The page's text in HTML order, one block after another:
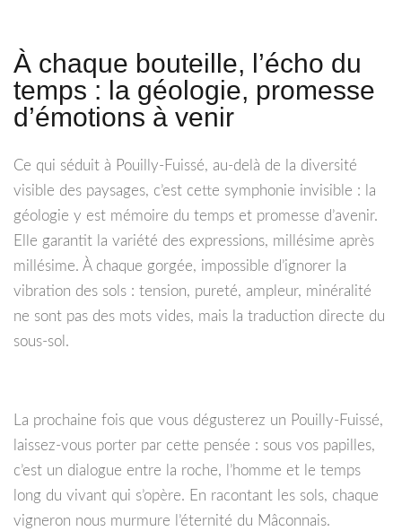
À chaque bouteille, l’écho du
temps : la géologie, promesse
d’émotions à venir
Ce qui séduit à Pouilly-Fuissé, au-delà de la diversité
visible des paysages, c’est cette symphonie invisible : la
géologie y est mémoire du temps et promesse d’avenir.
Elle garantit la variété des expressions, millésime après
millésime. À chaque gorgée, impossible d’ignorer la
vibration des sols : tension, pureté, ampleur, minéralité
ne sont pas des mots vides, mais la traduction directe du
sous-sol.
La prochaine fois que vous dégusterez un Pouilly-Fuissé,
laissez-vous porter par cette pensée : sous vos papilles,
c’est un dialogue entre la roche, l’homme et le temps
long du vivant qui s’opère. En racontant les sols, chaque
vigneron nous murmure l’éternité du Mâconnais.